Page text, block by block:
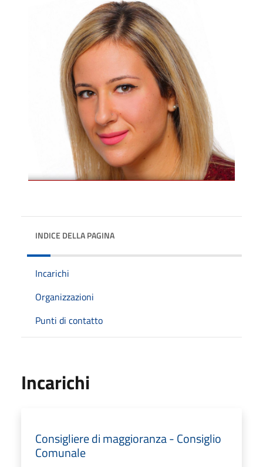
INDICE DELLA PAGINA
Incarichi
Organizzazioni
Punti di contatto
Incarichi
Consigliere di maggioranza - Consiglio
Comunale